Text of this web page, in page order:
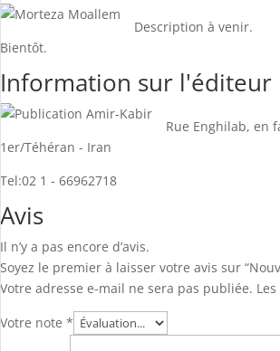
Description à venir.
Bientôt.
Information sur l'éditeur
Rue Enghilab, en
1er/Téhéran - Iran
Tel:02 1 - 66962718
Avis
Il n’y a pas encore d’avis.
Soyez le premier à laisser votre avis sur
Votre adresse e-mail ne sera pas publiée.
Votre note*